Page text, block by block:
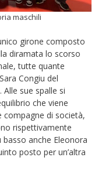
maschili
girone composto
diramata lo scorso
tutte quante
Congiu del
sue spalle si
che viene
compagne di società,
rispettivamente
anche Eleonora
posto per un’altra